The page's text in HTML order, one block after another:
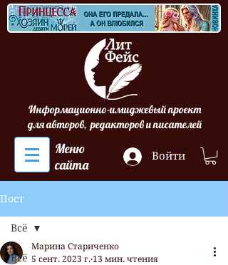
Информационно-имиджевый проект
для авторов, редакторов и писателей
Меню
сайта
Войти
Пост
Всё
Всё
Марина Стариченко
5 сент. 2023 г. 13 мин. чтения